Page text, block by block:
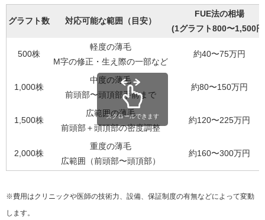
グラフト数 対応可能な範囲（目安）
FUE法の相場
(1グラフト800〜1,500
500株
軽度の薄毛
M字の修正・生え際の一部など
約40〜75万円
1,000株
中度の薄毛
前頭部〜頭頂部手前まで
約80〜150万円
1,500株
広範囲の薄毛
前頭部＋頭頂部の密度調整
約120〜225万円
2,000株
重度の薄毛
広範囲（前頭部〜頭頂部）
約160〜300万円
スクロールできます
※費用はクリニックや医師の技術力、設備、保証制度の有無などによって変動
します。